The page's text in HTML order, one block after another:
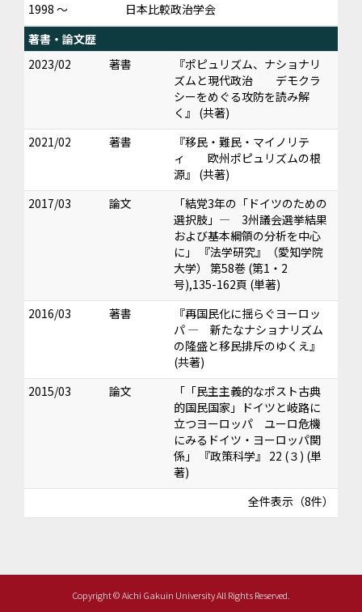
1998 ～
日本比較政治学会
著書・論文歴
2023/02
著書
『ポピュリズム、ナショナリ
ズムと現代政治 デモクラ
シーをめぐる攻防を読み解
く』 (共著)
2021/02
著書
『移民・難民・マイノリテ
ィ 欧州ポピュリズムの根
源』 (共著)
2017/03
論文
「結党3年の「ドイツのための
選択肢」― 3州議会選挙結果
および基本綱領の分析を中心
に」 『法学研究』（愛知学院
大学） 第58巻 (第1・2
号),135-162頁 (単著)
2016/03
著書
『再国民化に揺らぐヨーロッ
パ ― 新たなナショナリズム
の隆盛と移民排斥のゆくえ』
(共著)
2015/03
論文
「「民主主義的なポスト古典
的国民国家」ドイツと岐路に
立つヨーロッパ ユーロ危機
にみるドイツ・ヨーロッパ関
係」 『政策科学』 22 (３) (単
著)
全件表示（8件）
Copyright © Aichi Gakuin University All Rights Reserved.